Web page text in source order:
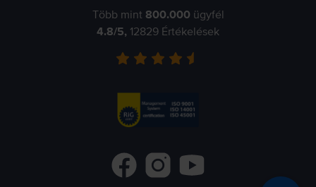
Több mint 800.000 ügyfél
4.8/5, 12829 Értékelések